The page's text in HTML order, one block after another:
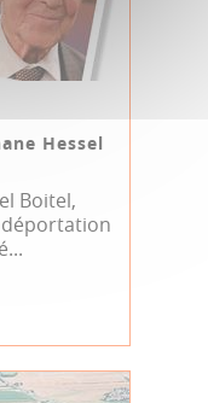
Hessel
Boitel,